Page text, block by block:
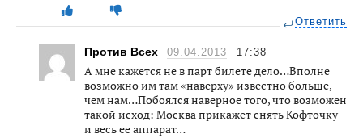
Ответить
Против Всех 09.04.2013 17:38
А мне кажется не в парт билете дело…Вполне
возможно им там «наверху» известно больше,
чем нам…Побоялся наверное того, что возможен
такой исход: Москва прикажет снять Кофточку
и весь ее аппарат…